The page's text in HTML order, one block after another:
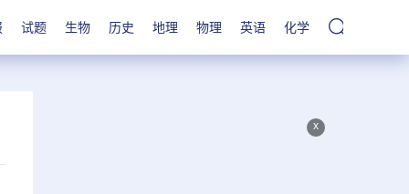
试题 生物 历史 地理 物理 英语 化学
x